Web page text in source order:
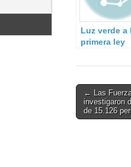
Luz verde a
primera ley
Post
navigation
← Las
investigaron
de 15.126